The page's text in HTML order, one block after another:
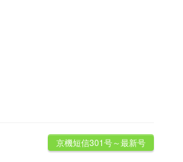
京機短信301号～最新号